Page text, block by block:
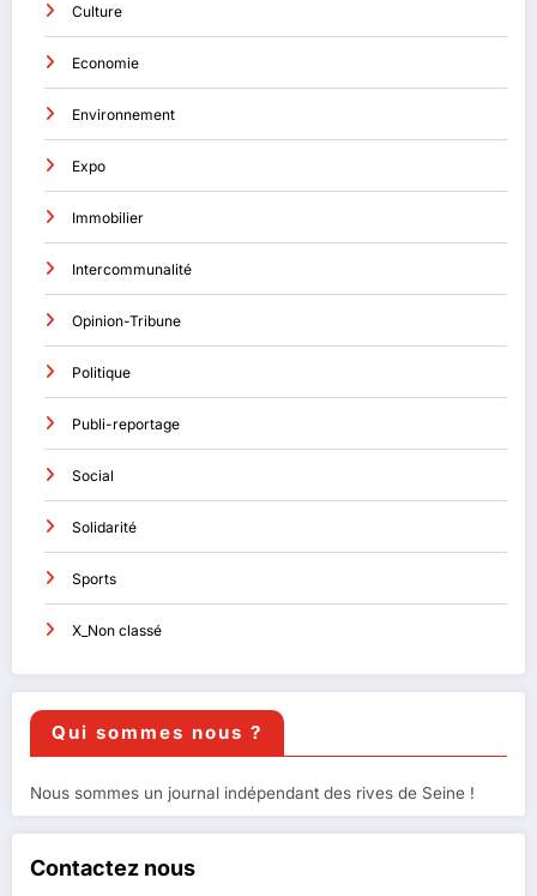
Culture
Economie
Environnement
Expo
Immobilier
Intercommunalité
Opinion-Tribune
Politique
Publi-reportage
Social
Solidarité
Sports
X_Non classé
Qui sommes nous ?
Nous sommes un journal indépendant des rives de Seine !
Contactez nous